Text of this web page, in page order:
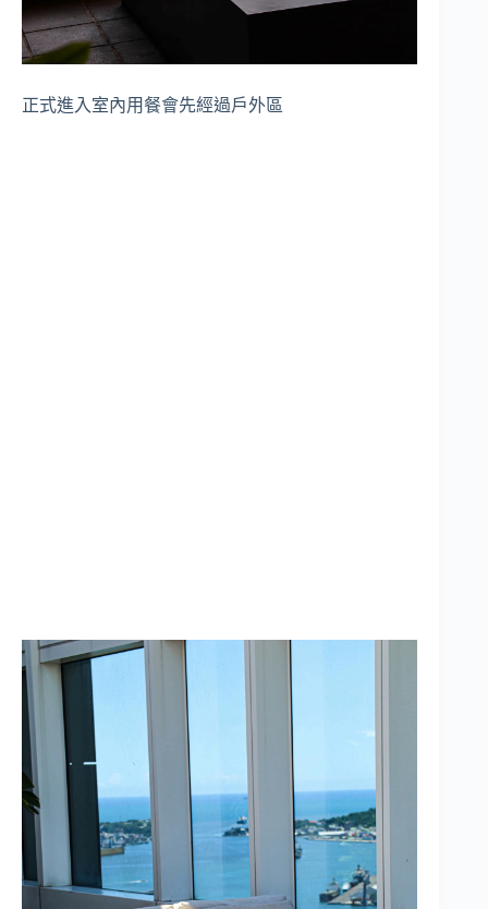
正式進入室內用餐會先經過戶外區